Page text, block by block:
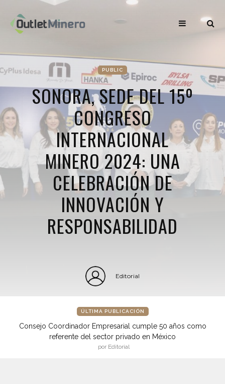
PUBLIC
SONORA, SEDE DEL 15º
CONGRESO
INTERNACIONAL
MINERO 2024: UNA
CELEBRACIÓN DE
INNOVACIÓN Y
RESPONSABILIDAD
Editorial
ÚLTIMA PUBLICACIÓN
Consejo Coordinador Empresarial cumple 50 años como
referente del sector privado en México
por Editorial